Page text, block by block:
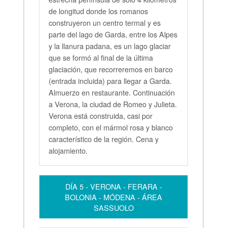
de longitud donde los romanos
construyeron un centro termal y es
parte del lago de Garda, entre los Alpes
y la llanura padana, es un lago glaciar
que se formó al final de la última
glaciación, que recorreremos en barco
(entrada incluida) para llegar a Garda.
Almuerzo en restaurante. Continuación
a Verona, la ciudad de Romeo y Julieta.
Verona está construida, casi por
completo, con el mármol rosa y blanco
característico de la región. Cena y
alojamiento.
DÍA 5 - VERONA - FERARA -
BOLONIA - MÓDENA - ÁREA
SASSUOLO